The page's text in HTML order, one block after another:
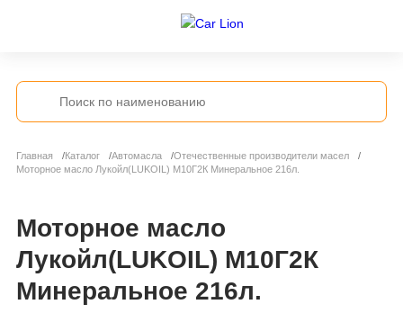
Главная Каталог Автомасла
Отечественные производители масел
Моторное масло Лукойл(LUKOIL) М10Г2К Минеральное 216л.
Моторное масло
Лукойл(LUKOIL) М10Г2К
Минеральное 216л.